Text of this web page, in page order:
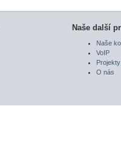
Naše další
Naše
VoIP
Projekty
O nás